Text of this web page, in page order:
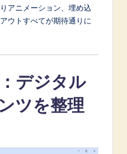
アニメーション、埋め込
ウトすべてが期待通りに
デジタル
ツを整理